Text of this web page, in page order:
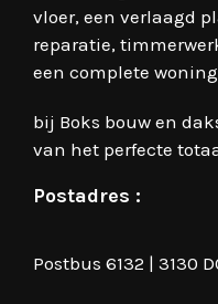
vloer, een verlaagd
reparatie,
een complete
bij Boks bouw en
van het perfecte
Postadres :
Postbus 6132 | 3130